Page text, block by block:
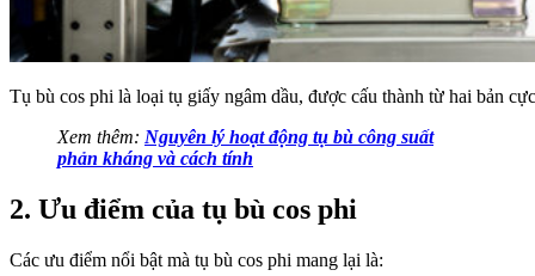
Tụ bù cos phi là loại tụ giấy ngâm dầu, được cấu thành từ hai bản
Xem thêm: Nguyên lý hoạt động tụ bù công suất
phản kháng và cách tính
2. Ưu điểm của tụ bù cos phi
Các ưu điểm nổi bật mà tụ bù cos phi mang lại là: